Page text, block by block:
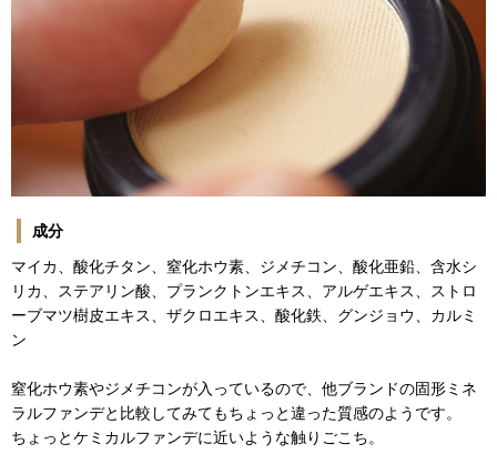
成分
マイカ、酸化チタン、窒化ホウ素、ジメチコン、酸化亜鉛、含水シ
リカ、ステアリン酸、プランクトンエキス、アルゲエキス、ストロ
ーブマツ樹皮エキス、ザクロエキス、酸化鉄、グンジョウ、カルミ
ン
窒化ホウ素やジメチコンが入っているので、他ブランドの固形ミネ
ラルファンデと比較してみてもちょっと違った質感のようです。
ちょっとケミカルファンデに近いような触りごこち。